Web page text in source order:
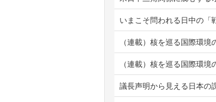
いまこそ問われる日中の「
（連載）核を巡る国際環境
（連載）核を巡る国際環境
議長声明から見える日本の